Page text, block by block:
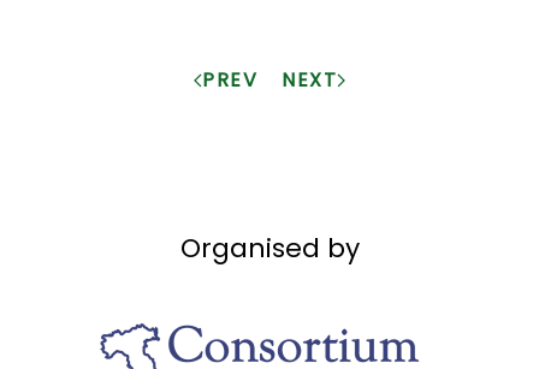
PREV NEXT
Organised by